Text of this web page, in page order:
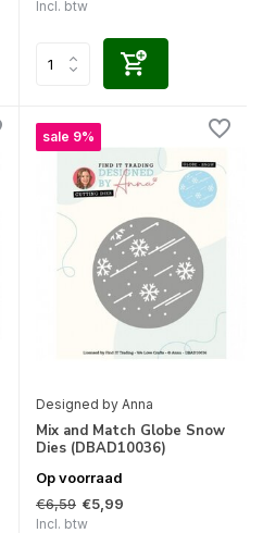
Incl. btw
sale 9%
Designed by Anna
Mix and Match Globe Snow
Dies (DBAD10036)
Op voorraad
€6,59 €5,99
Incl. btw